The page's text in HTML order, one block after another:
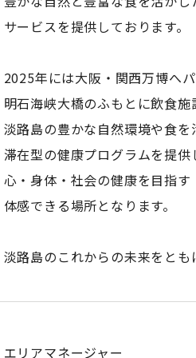
サービスを提供しております。
2025年には大阪・関西万博へパ
明石海峡大橋のふもとに飲食
淡路島の豊かな自然環境や食を
滞在型の健康プログラムを提供
心・身体・社会の健康を目指
体感できる場所となります。
淡路島のこれからの未来をとも
エリアマネージャー